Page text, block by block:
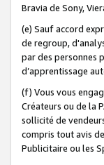
Bravia de Sony,
(e) Sauf accord
de regroup,
par des personnes
d’apprentissage
(f) Vous vous
Créateurs ou de la
sollicité de
compris tout avis
Publicitaire ou les